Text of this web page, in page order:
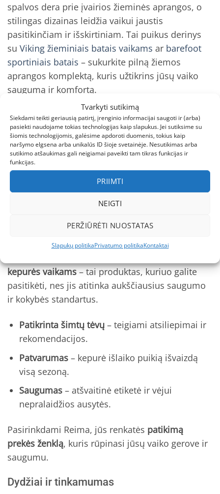
Tvarkyti sutikimą
Siekdami teikti geriausią patirtį, įrenginio informacijai saugoti ir (arba)
pasiekti naudojame tokias technologijas kaip slapukus. Jei sutiksime su
šiomis technologijomis, galėsime apdoroti duomenis, tokius kaip
naršymo elgsena arba unikalūs ID šioje svetainėje. Nesutikimas arba
sutikimo atšaukimas gali neigiamai paveikti tam tikras funkcijas ir
funkcijas.
PRIIMTI
NEIGTI
PERŽIŪRĖTI NUOSTATAS
Slapukų politikaPrivatumo politikaKontaktai
spalvos dera prie įvairios žieminės aprangos, o
stilingas dizainas leidžia vaikui jaustis
pasitikinčiam ir išskirtiniam. Tai puikus derinys
su Viking žieminiais batais vaikams ar barefoot
sportiniais batais – sukurkite pilną žiemos
aprangos komplektą, kuris užtikrins jūsų vaiko
saugumą ir komfortą.
Kokybė ir patikimumas
Reima – taiskandinaviškos kokybės simbolis
jau daugelį metų renkasi tūkstančiai tėvų visoje
Europoje. REIMA NUNAVUT 5300065B kepurė
vaikams gaminama iš
vilnos
ilgaamžiškumu. Kepurė išlaiko formą net po
spalvos. Flisinis pamušalas – tai papildoma
apsauga nuo šalčio, o tvirti raišteliai užtikrina,
kepurės vaikams– tai produktas, kuriuo galite
pasitikėti, nes jis atitinka aukščiausius saugumo
ir kokybės standartus.
Patikrinta šimtų tėvų– teigiami atsiliepimai ir
rekomendacijos.
Patvarumas– kepurė išlaiko puikią išvaizdą
visą sezoną.
Saugumas– atšvaitinė etiketė ir vėjui
nepralaidžios ausytės.
Pasirinkdami Reima, jūs renkatės patikimą
prekės ženklą, kuris rūpinasi jūsų vaiko gerove ir
saugumu.
Dydžiai ir tinkamumas